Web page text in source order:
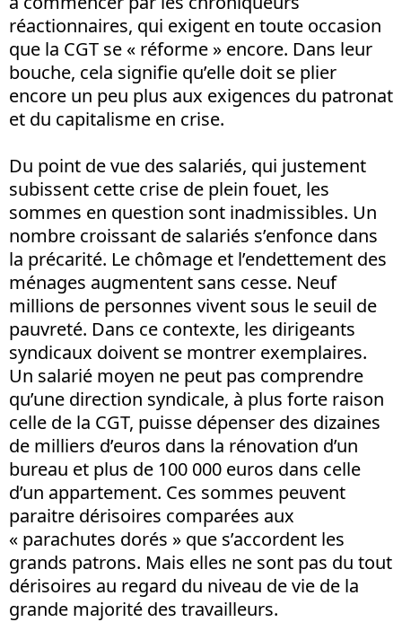
réactionnaires, qui exigent en toute occasion
que la CGT se « réforme » encore. Dans leur
bouche, cela signifie qu’elle doit se plier
encore un peu plus aux exigences du patronat
et du capitalisme en crise.
Du point de vue des salariés, qui justement
subissent cette crise de plein fouet, les
sommes en question sont inadmissibles. Un
nombre croissant de salariés s’enfonce dans
la précarité. Le chômage et l’endettement des
ménages augmentent sans cesse. Neuf
millions de personnes vivent sous le seuil de
pauvreté. Dans ce contexte, les dirigeants
syndicaux doivent se montrer exemplaires.
Un salarié moyen ne peut pas comprendre
qu’une direction syndicale, à plus forte raison
celle de la CGT, puisse dépenser des dizaines
de milliers d’euros dans la rénovation d’un
bureau et plus de 100 000 euros dans celle
d’un appartement. Ces sommes peuvent
paraitre dérisoires comparées aux
« parachutes dorés » que s’accordent les
grands patrons. Mais elles ne sont pas du tout
dérisoires au regard du niveau de vie de la
grande majorité des travailleurs.